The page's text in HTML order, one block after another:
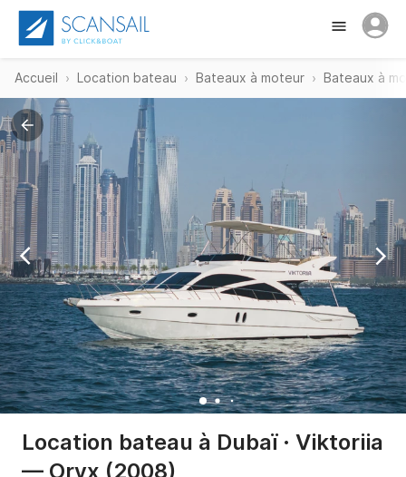
Accueil Location bateau Bateaux à moteur Bateaux à
Location bateau à Dubaï · Viktoriia
— Oryx (2008)